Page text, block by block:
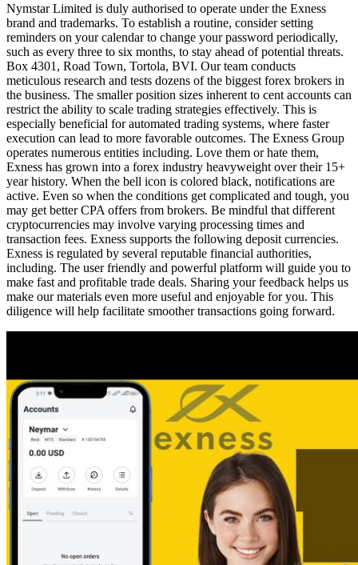
Nymstar Limited is duly authorised to operate under the Exness
brand and trademarks. To establish a routine, consider setting
reminders on your calendar to change your password periodically,
such as every three to six months, to stay ahead of potential threats.
Box 4301, Road Town, Tortola, BVI. Our team conducts
meticulous research and tests dozens of the biggest forex brokers in
the business. The smaller position sizes inherent to cent accounts can
restrict the ability to scale trading strategies effectively. This is
especially beneficial for automated trading systems, where faster
execution can lead to more favorable outcomes. The Exness Group
operates numerous entities including. Love them or hate them,
Exness has grown into a forex industry heavyweight over their 15+
year history. When the bell icon is colored black, notifications are
active. Even so when the conditions get complicated and tough, you
may get better CPA offers from brokers. Be mindful that different
cryptocurrencies may involve varying processing times and
transaction fees. Exness supports the following deposit currencies.
Exness is regulated by several reputable financial authorities,
including. The user friendly and powerful platform will guide you to
make fast and profitable trade deals. Sharing your feedback helps us
make our materials even more useful and enjoyable for you. This
diligence will help facilitate smoother transactions going forward.